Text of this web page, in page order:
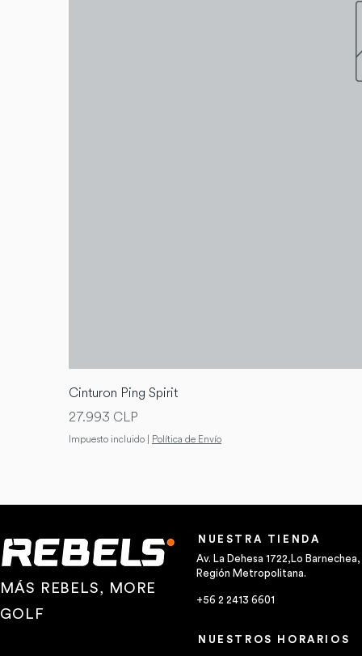
Cinturon Ping Spirit
Precio
27.993 CLP
Impuesto incluido | Política de Envío
MÁS REBELS, MORE
GOLF
NUESTRA TIENDA
Av. La Dehesa 1722,Lo Barnechea,
Región Metropolitana.
+56 2 2413 6601
NUESTROS HORARIOS